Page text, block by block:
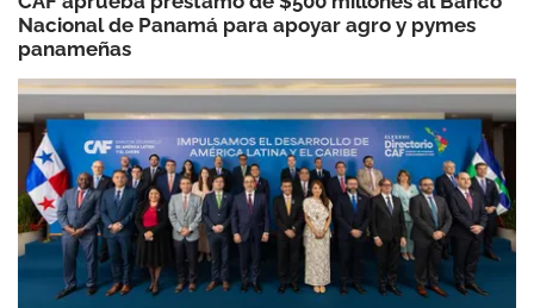
Nacional de Panamá para apoyar agro y pymes
panameñas